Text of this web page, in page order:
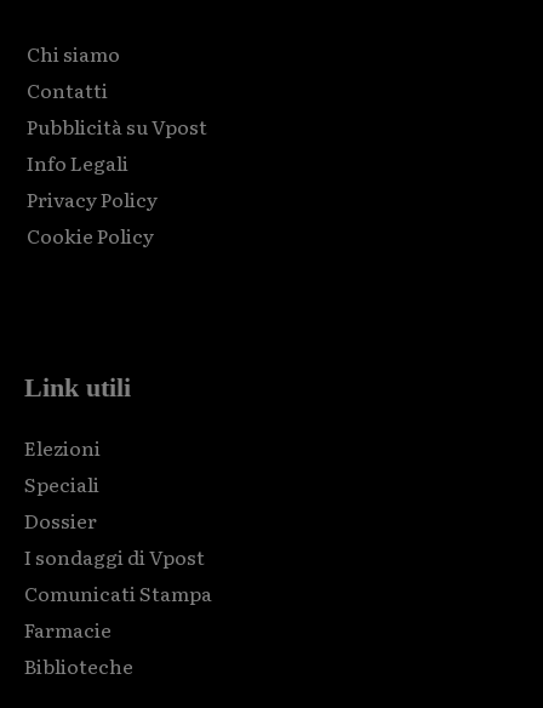
Chi siamo
Contatti
Pubblicità su Vpost
Info Legali
Privacy Policy
Cookie Policy
Link utili
Elezioni
Speciali
Dossier
I sondaggi di Vpost
Comunicati Stampa
Farmacie
Biblioteche